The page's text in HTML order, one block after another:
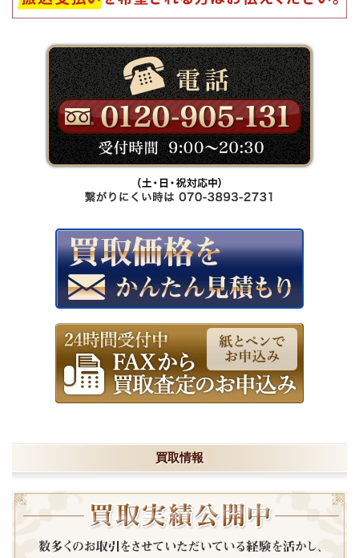
買取情報